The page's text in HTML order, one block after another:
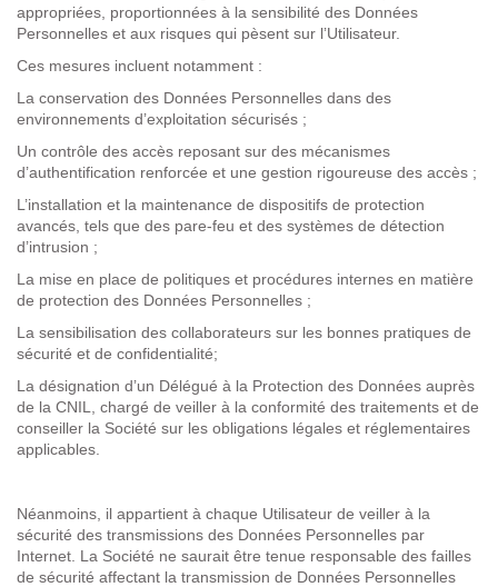
appropriées, proportionnées à la sensibilité des Données
Personnelles et aux risques qui pèsent sur l’Utilisateur.
Ces mesures incluent notamment :
La conservation des Données Personnelles dans des
environnements d’exploitation sécurisés ;
Un contrôle des accès reposant sur des mécanismes
d’authentification renforcée et une gestion rigoureuse des accès ;
L’installation et la maintenance de dispositifs de protection
avancés, tels que des pare-feu et des systèmes de détection
d’intrusion ;
La mise en place de politiques et procédures internes en matière
de protection des Données Personnelles ;
La sensibilisation des collaborateurs sur les bonnes pratiques de
sécurité et de confidentialité;
La désignation d’un Délégué à la Protection des Données auprès
de la CNIL, chargé de veiller à la conformité des traitements et de
conseiller la Société sur les obligations légales et réglementaires
applicables.
Néanmoins, il appartient à chaque Utilisateur de veiller à la
sécurité des transmissions des Données Personnelles par
Internet. La Société ne saurait être tenue responsable des failles
de sécurité affectant la transmission de Données Personnelles